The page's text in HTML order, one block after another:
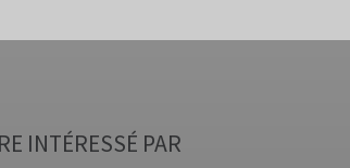
INTÉRESSÉ PAR